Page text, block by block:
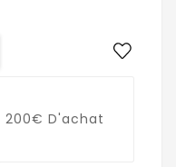
200€ D'achat